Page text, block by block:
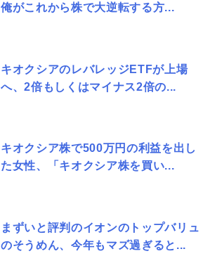
俺がこれから株で大逆転する方...
キオクシアのレバレッジETFが上場
へ、2倍もしくはマイナス2倍の...
キオクシア株で500万円の利益を出し
た女性、「キオクシア株を買い...
まずいと評判のイオンのトップバリュ
のそうめん、今年もマズ過ぎると...